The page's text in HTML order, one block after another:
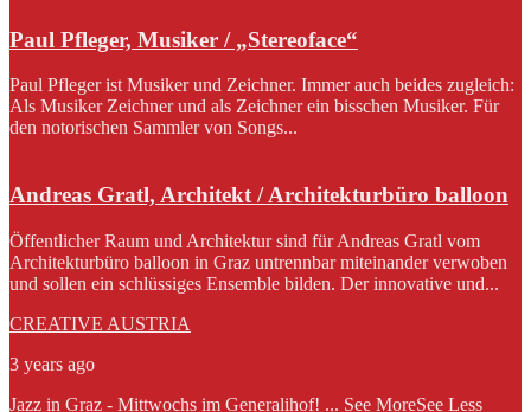
Paul Pfleger, Musiker / „Stereoface“
Paul Pfleger ist Musiker und Zeichner. Immer auch beides zugleich:
Als Musiker Zeichner und als Zeichner ein bisschen Musiker. Für
den notorischen Sammler von Songs...
Andreas Gratl, Architekt / Architekturbüro balloon
Öffentlicher Raum und Architektur sind für Andreas Gratl vom
Architekturbüro balloon in Graz untrennbar miteinander verwoben
und sollen ein schlüssiges Ensemble bilden. Der innovative und...
CREATIVE AUSTRIA
3 years ago
Jazz in Graz - Mittwochs im Generalihof! ... See MoreSee Less